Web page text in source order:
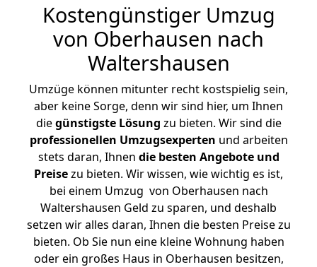
Kostengünstiger Umzug
von Oberhausen nach
Waltershausen
Umzüge können mitunter recht kostspielig sein,
aber keine Sorge, denn wir sind hier, um Ihnen
diegünstigste Lösung zu bieten. Wir sind die
professionellen Umzugsexperten und arbeiten
stets daran, Ihnen die besten Angebote und
Preisezu bieten. Wir wissen, wie wichtig es ist,
bei einem Umzug von Oberhausen nach
Waltershausen Geld zu sparen, und deshalb
setzen wir alles daran, Ihnen die besten Preise zu
bieten. Ob Sie nun eine kleine Wohnung haben
oder ein großes Haus in Oberhausen besitzen,